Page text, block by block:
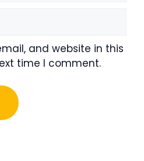
and website in this
time I comment.